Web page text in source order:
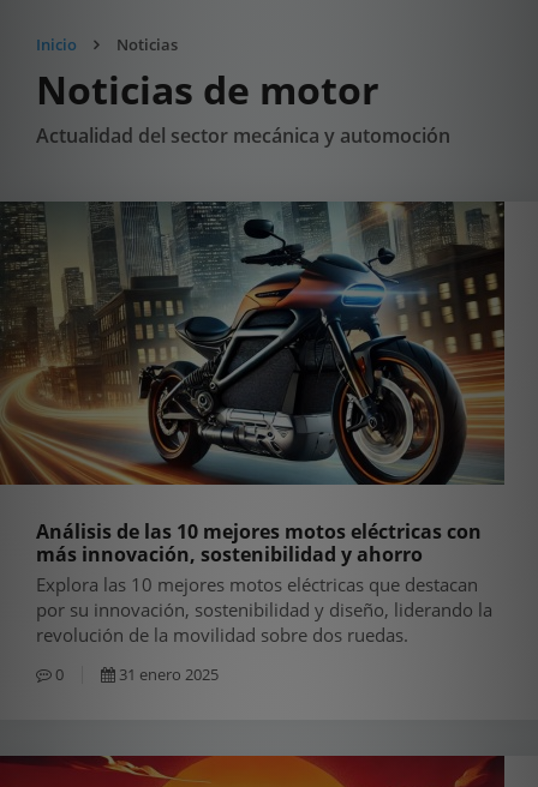
Inicio Noticias
Noticias de motor
Actualidad del sector mecánica y automoción
Análisis de las 10 mejores motos eléctricas con
más innovación, sostenibilidad y ahorro
Explora las 10 mejores motos eléctricas que destacan
por su innovación, sostenibilidad y diseño, liderando la
revolución de la movilidad sobre dos ruedas.
0 31 enero 2025